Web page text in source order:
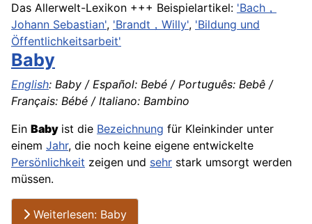
Das Allerwelt-Lexikon +++ Beispielartikel: 'Bach，
Johann Sebastian', 'Brandt，Willy', 'Bildung und
Öffentlichkeitsarbeit'
Baby
English: Baby / Español: Bebé / Português: Bebê /
Français: Bébé / Italiano: Bambino
Ein Baby ist die Bezeichnung für Kleinkinder unter
einem Jahr, die noch keine eigene entwickelte
Persönlichkeit zeigen und sehr stark umsorgt werden
müssen.
Weiterlesen: Baby